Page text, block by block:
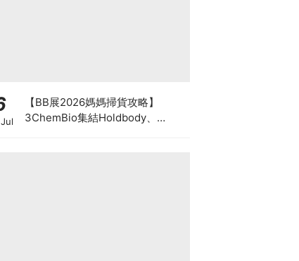
【BB展2026媽媽掃貨攻略】
3ChemBio集結Holdbody、